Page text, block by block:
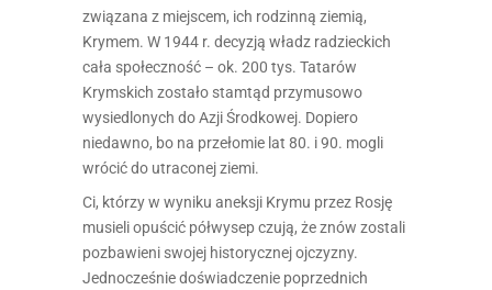
związana z miejscem, ich rodzinną ziemią,
Krymem. W 1944 r. decyzją władz radzieckich
cała społeczność – ok. 200 tys. Tatarów
Krymskich zostało stamtąd przymusowo
wysiedlonych do Azji Środkowej. Dopiero
niedawno, bo na przełomie lat 80. i 90. mogli
wrócić do utraconej ziemi.
Ci, którzy w wyniku aneksji Krymu przez Rosję
musieli opuścić półwysep czują, że znów zostali
pozbawieni swojej historycznej ojczyzny.
Jednocześnie doświadczenie poprzednich